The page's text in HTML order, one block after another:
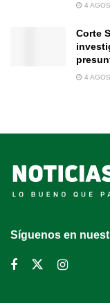
4
Corte
4
Síguenos en